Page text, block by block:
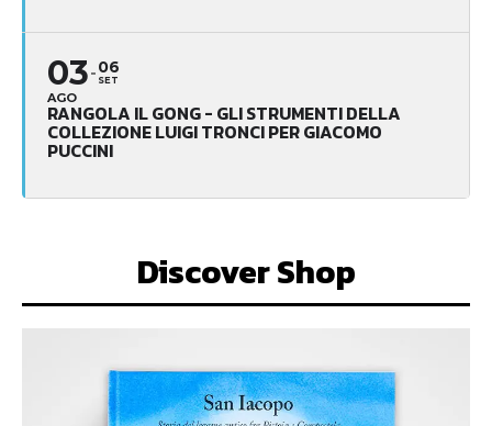
03
AGO
06
SET
RANGOLA IL GONG - GLI STRUMENTI DELLA
COLLEZIONE LUIGI TRONCI PER GIACOMO
PUCCINI
Discover Shop